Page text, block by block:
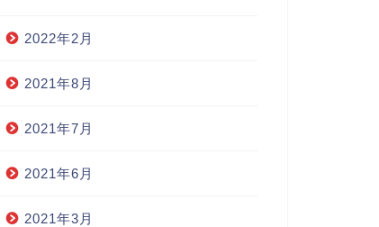
2022年2月
2021年8月
2021年7月
2021年6月
2021年3月